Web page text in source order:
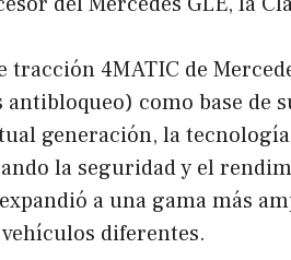
tracción 4MATIC de
como base de
generación, la
la seguridad y el
a una gama más
diferentes.